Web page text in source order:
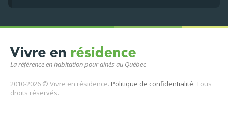
La référence en habitation pour ainés au Québec
2010-2026 © Vivre en résidence. Politique de confidentialité. Tous
droits réservés.